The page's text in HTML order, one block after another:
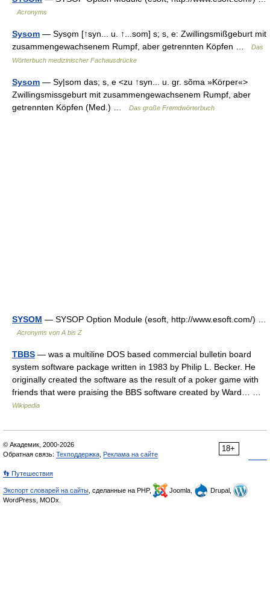
Acronyms
Sysom — Syso̱m [↑syn... u. ↑...som] s; s, e: Zwillingsmißgeburt mit
zusammengewachsenem Rumpf, aber getrennten Köpfen …
Das
Wörterbuch medizinischer Fachausdrücke
Sysom — Sy|som das; s, e <zu ↑syn... u. gr. sõma »Körper«>
Zwillingsmissgeburt mit zusammengewachsenem Rumpf, aber
getrennten Köpfen (Med.) …
Das große Fremdwörterbuch
SYSOM — SYSOP Option Module (esoft, http://www.esoft.com/) …
Acronyms von A bis Z
TBBS — was a multiline DOS based commercial bulletin board
system software package written in 1983 by Philip L. Becker. He
originally created the software as the result of a poker game with
friends that were praising the BBS software created by Ward… …
Wikipedia
18+
© Академик, 2000-2026
Обратная связь: Техподдержка Реклама на сайте
👣 Путешествия
Экспорт словарей на сайты , сделанные на PHP, Joomla,
Drupal,
WordPress, MODx.